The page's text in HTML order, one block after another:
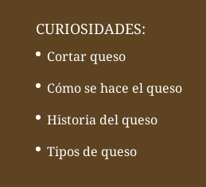
CURIOSIDADES:
Cortar queso
Cómo se hace el queso
Historia del queso
Tipos de queso